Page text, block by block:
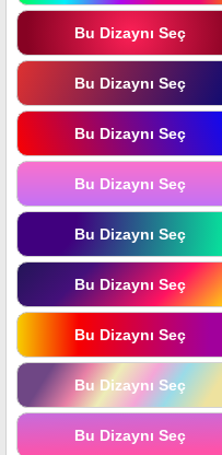
Bu Dizaynı Seç
Bu Dizaynı Seç
Bu Dizaynı Seç
Bu Dizaynı Seç
Bu Dizaynı Seç
Bu Dizaynı Seç
Bu Dizaynı Seç
Bu Dizaynı Seç
Bu Dizaynı Seç